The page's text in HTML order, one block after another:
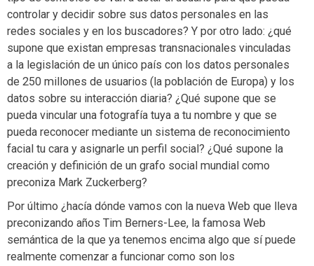
controlar y decidir sobre sus datos personales en las
redes sociales y en los buscadores? Y por otro lado: ¿qué
supone que existan empresas transnacionales vinculadas
a la legislación de un único país con los datos personales
de 250 millones de usuarios (la población de Europa) y los
datos sobre su interacción diaria? ¿Qué supone que se
pueda vincular una fotografía tuya a tu nombre y que se
pueda reconocer mediante un sistema de reconocimiento
facial tu cara y asignarle un perfil social? ¿Qué supone la
creación y definición de un grafo social mundial como
preconiza Mark Zuckerberg?
Por último ¿hacía dónde vamos con la nueva Web que lleva
preconizando años Tim Berners-Lee, la famosa Web
semántica de la que ya tenemos encima algo que sí puede
realmente comenzar a funcionar como son los